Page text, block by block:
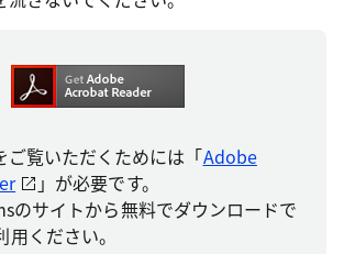
ご覧いただくためには「Adobe
」が必要です。
のサイトから無料でダウンロードで
ください。